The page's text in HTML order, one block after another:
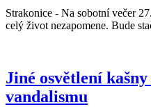
Strakonice - Na sobotní večer
celý život nezapomene. Bude
Jiné osvětlení
vandalismu